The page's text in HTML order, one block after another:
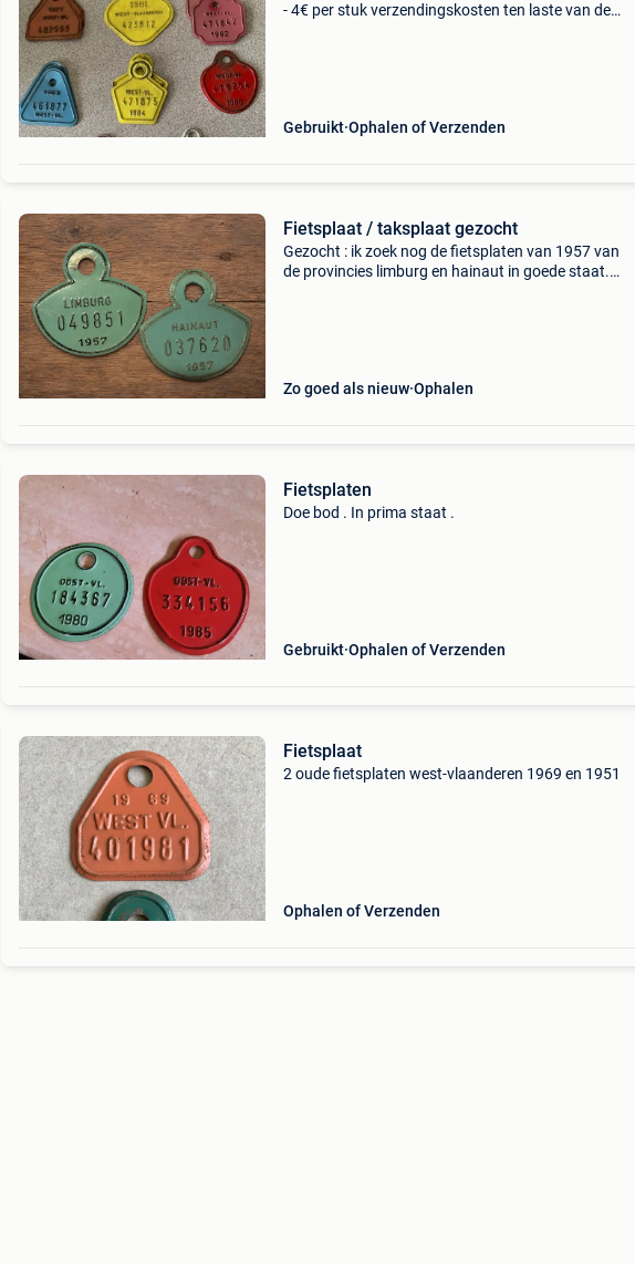
- 4€ per stuk verzendingskosten ten laste van de
Gebruikt Ophalen of Verzenden
Fietsplaat / taksplaat gezocht
Gezocht : ik zoek nog de fietsplaten van 1957 van
de provincies limburg en hainaut in goede staat.
Zo goed als nieuw Ophalen
Fietsplaten
Doe bod . In prima staat .
Gebruikt Ophalen of Verzenden
Fietsplaat
2 oude fietsplaten west-vlaanderen 1969 en 1951
Ophalen of Verzenden